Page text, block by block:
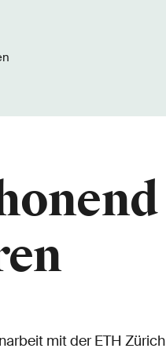
mit der ETH Zürich